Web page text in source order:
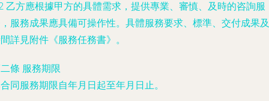
乙方應根據甲方的具體需求，提供專業、審慎、及時的咨詢服
服務成果應具備可操作性。具體服務要求、標準、交付成果及
詳見附件《服務任務書》。
條 服務期限
同服務期限自年月 日起至年月 日止。